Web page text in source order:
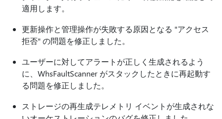
適用します。
更新操作と管理操作が失敗する原因となる "アクセス
拒否" の問題を修正しました。
ユーザーに対してアラートが正しく生成されるよう
に、WhsFaultScanner がスタックしたときに再起動す
る問題を修正しました。
ストレージの再生成テレメトリ イベントが生成されな